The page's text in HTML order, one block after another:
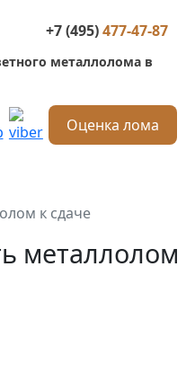
металлолома в
+7 (495)477-47-87
Оценка лома
к сдаче
металлолом